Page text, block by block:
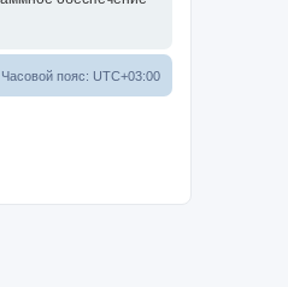
Часовой пояс: UTC+03:00